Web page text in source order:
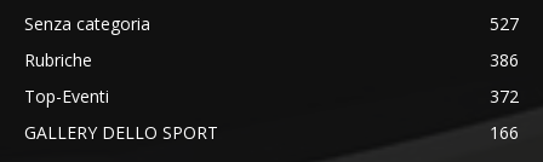
Senza categoria
527
Rubriche
386
Top-Eventi
372
GALLERY DELLO SPORT
166